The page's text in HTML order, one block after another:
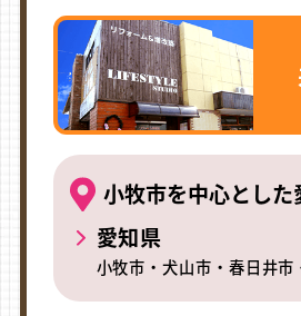
小牧市を中心とした
愛知県
小牧市・犬山市・春日井市